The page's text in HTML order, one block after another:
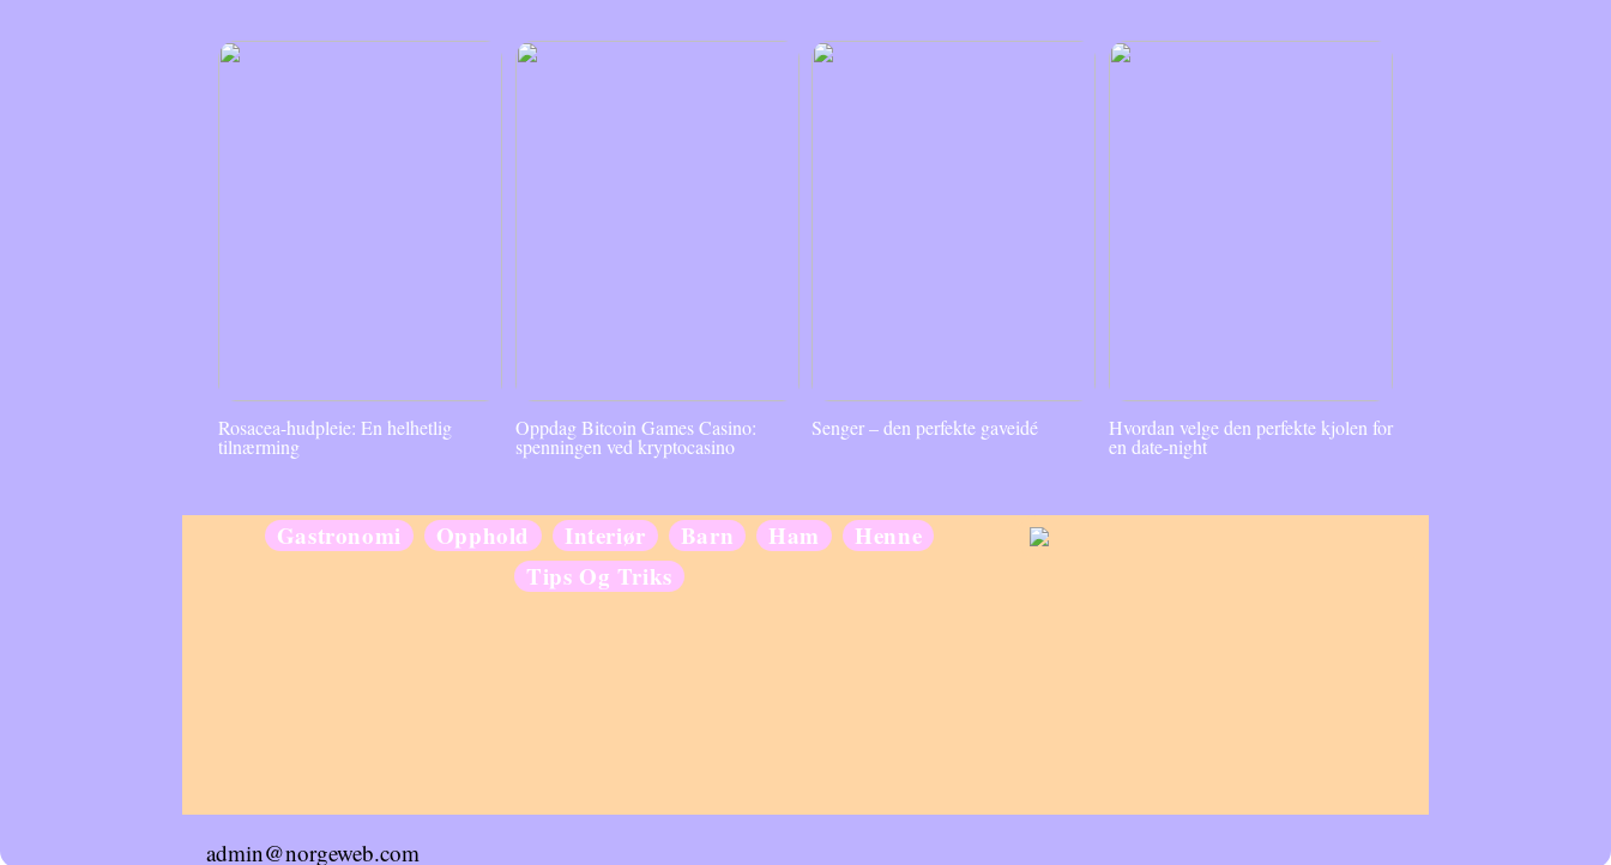
Rosacea-hudpleie: En helhetlig
tilnærming
Oppdag Bitcoin Games Casino:
spenningen ved kryptocasino
Senger – den perfekte gaveidé Hvordan velge den perfekte kjolen for
en date-night
Gastronomi Opphold Interiør Barn Ham
Henne
Tips Og Triks
admin@norgeweb.com